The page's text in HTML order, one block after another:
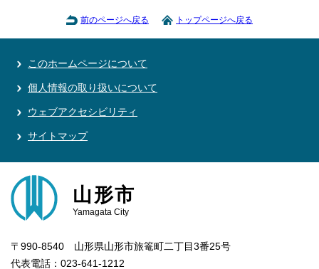
前のページへ戻る トップページへ戻る
このホームページについて
個人情報の取り扱いについて
ウェブアクセシビリティ
サイトマップ
山形市
Yamagata City
〒990-8540 山形県山形市旅篭町二丁目3番25号
代表電話：023-641-1212